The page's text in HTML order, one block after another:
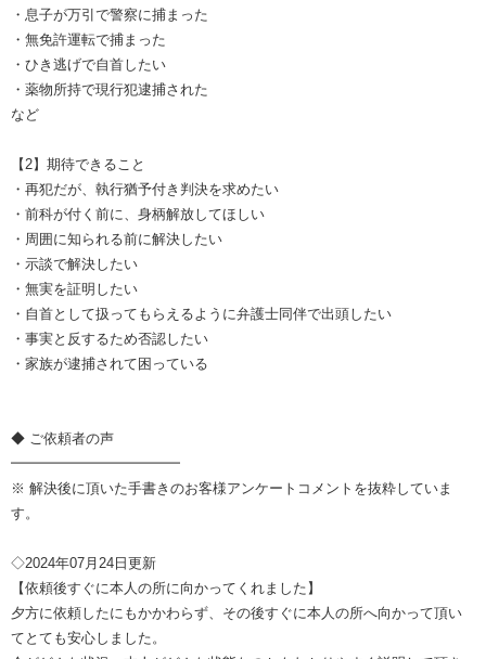
・息子が万引で警察に捕まった
・無免許運転で捕まった
・ひき逃げで自首したい
・薬物所持で現行犯逮捕された
など
【2】期待できること
・再犯だが、執行猶予付き判決を求めたい
・前科が付く前に、身柄解放してほしい
・周囲に知られる前に解決したい
・示談で解決したい
・無実を証明したい
・自首として扱ってもらえるように弁護士同伴で出頭したい
・事実と反するため否認したい
・家族が逮捕されて困っている
◆ ご依頼者の声
━━━━━━━━━━━━
※ 解決後に頂いた手書きのお客様アンケートコメントを抜粋していま
す。
◇2024年07月24日更新
【依頼後すぐに本人の所に向かってくれました】
夕方に依頼したにもかかわらず、その後すぐに本人の所へ向かって頂い
てとても安心しました。